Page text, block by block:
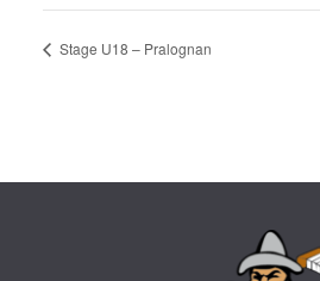
Stage U18 – Pralognan